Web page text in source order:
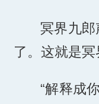
冥界九郎
了。这就是
“解释成